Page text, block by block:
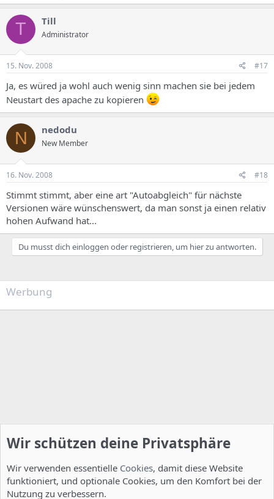
T Till
Administrator
15. Nov. 2008 #17
Ja, es würed ja wohl auch wenig sinn machen sie bei jedem
Neustart des apache zu kopieren
N nedodu
New Member
16. Nov. 2008 #18
Stimmt stimmt, aber eine art "Autoabgleich" für nächste
Versionen wäre wünschenswert, da man sonst ja einen relativ
hohen Aufwand hat...
Du musst dich einloggen oder registrieren, um hier zu antworten.
Werbung
Wir schützen deine Privatsphäre
Wir verwenden essentielle Cookies, damit diese Website
funktioniert, und optionale Cookies, um den Komfort bei der
Nutzung zu verbessern.